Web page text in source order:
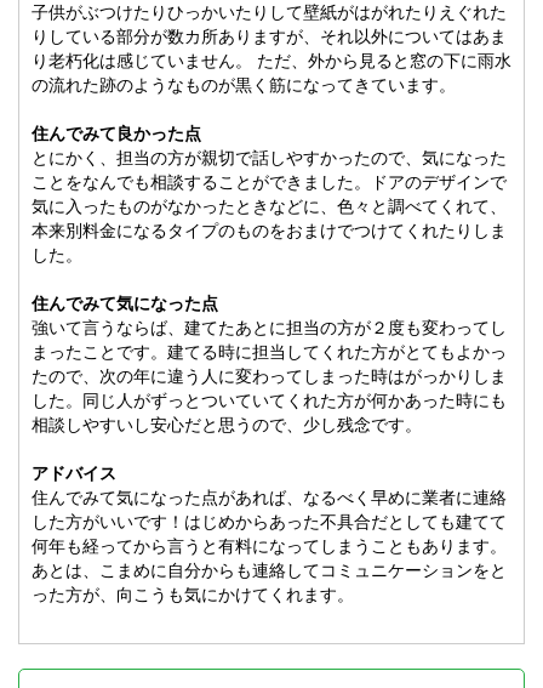
子供がぶつけたりひっかいたりして壁紙がはがれたりえぐれた
りしている部分が数カ所ありますが、それ以外についてはあま
り老朽化は感じていません。 ただ、外から見ると窓の下に雨水
の流れた跡のようなものが黒く筋になってきています。
住んでみて良かった点
とにかく、担当の方が親切で話しやすかったので、気になった
ことをなんでも相談することができました。ドアのデザインで
気に入ったものがなかったときなどに、色々と調べてくれて、
本来別料金になるタイプのものをおまけでつけてくれたりしま
した。
住んでみて気になった点
強いて言うならば、建てたあとに担当の方が２度も変わってし
まったことです。建てる時に担当してくれた方がとてもよかっ
たので、次の年に違う人に変わってしまった時はがっかりしま
した。同じ人がずっとついていてくれた方が何かあった時にも
相談しやすいし安心だと思うので、少し残念です。
アドバイス
住んでみて気になった点があれば、なるべく早めに業者に連絡
した方がいいです！はじめからあった不具合だとしても建てて
何年も経ってから言うと有料になってしまうこともあります。
あとは、こまめに自分からも連絡してコミュニケーションをと
った方が、向こうも気にかけてくれます。